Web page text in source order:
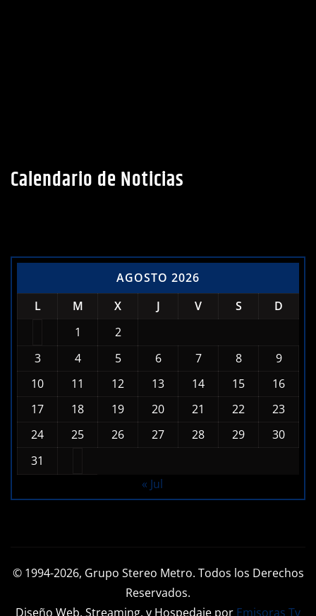
Calendario de Noticias
AGOSTO 2026
L
M X J V S
D
1
2
3
4 5 6 7 8
9
10
11 12 13 14 15
16
17
18 19 20 21 22
23
24
25 26 27 28 29
30
31
« Jul
© 1994-2026, Grupo Stereo Metro. Todos los Derechos
Reservados.
Diseño Web, Streaming, y Hospedaje por Emisoras Tv